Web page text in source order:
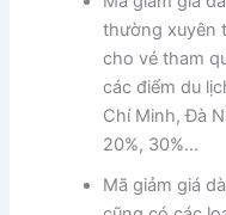
thường xuyên
cho vé tham
các điểm du
Chí Minh, Đà
20%, 30%…
Mã giảm giá